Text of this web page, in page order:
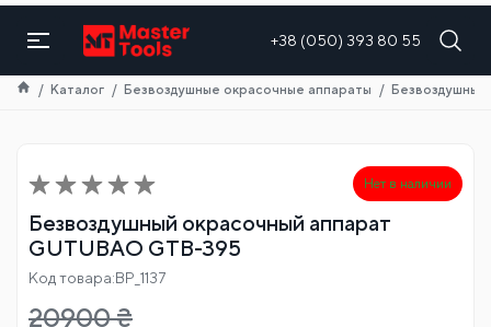
+38 (050) 393 80 55
RU
Каталог Безвоздушные окрасочные аппараты Безвоздушный
Нет в наличии
Безвоздушный окрасочный аппарат
GUTUBAO GTB-395
Код товара:BP_1137
20900₴